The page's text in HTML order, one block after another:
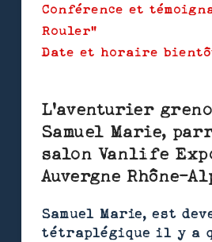
Conférence et
Rouler"
Date et horaire
L'aventurier
Samuel Marie,
salon Vanlife
Auvergne Rhône-
Samuel Marie, est
tétraplégique il y a